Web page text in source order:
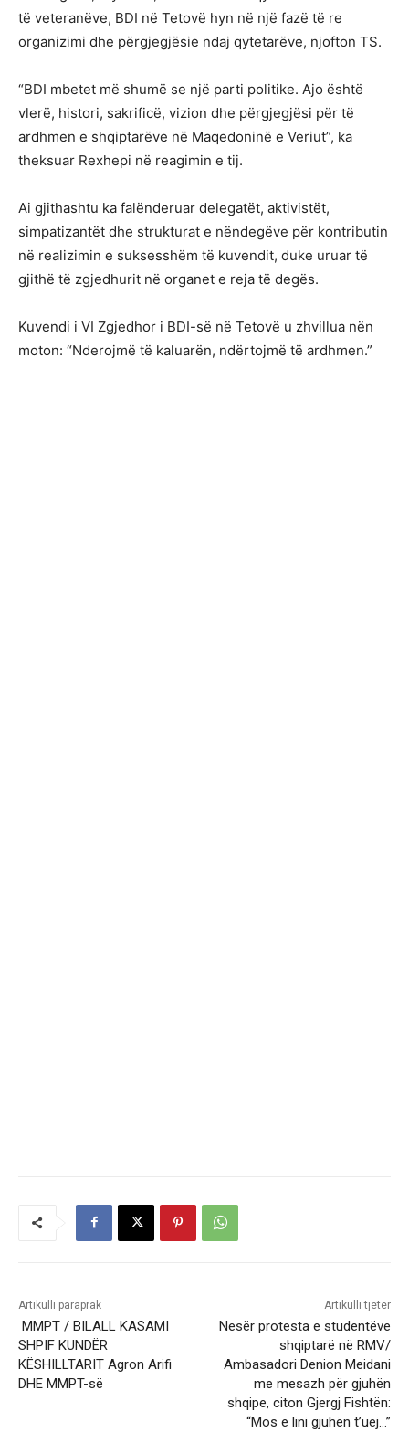
të veteranëve, BDI në Tetovë hyn në një fazë të re
organizimi dhe përgjegjësie ndaj qytetarëve, njofton TS.
“BDI mbetet më shumë se një parti politike. Ajo është
vlerë, histori, sakrificë, vizion dhe përgjegjësi për të
ardhmen e shqiptarëve në Maqedoninë e Veriut”, ka
theksuar Rexhepi në reagimin e tij.
Ai gjithashtu ka falënderuar delegatët, aktivistët,
simpatizantët dhe strukturat e nëndegëve për kontributin
në realizimin e suksesshëm të kuvendit, duke uruar të
gjithë të zgjedhurit në organet e reja të degës.
Kuvendi i VI Zgjedhor i BDI-së në Tetovë u zhvillua nën
moton: “Nderojmë të kaluarën, ndërtojmë të ardhmen.”
Artikulli paraprak
MMPT / BILALL KASAMI
SHPIF KUNDËR
KËSHILLTARIT Agron Arifi
DHE MMPT-së
Artikulli tjetër
Nesër protesta e studentëve
shqiptarë në RMV/
Ambasadori Denion Meidani
me mesazh për gjuhën
shqipe, citon Gjergj Fishtën:
“Mos e lini gjuhën t’uej…”